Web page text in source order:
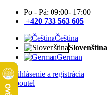
Po - Pá: 09:00- 17:00
+420 733 563 605
Čeština
Slovenština
German
Prihlásenie a registrácia